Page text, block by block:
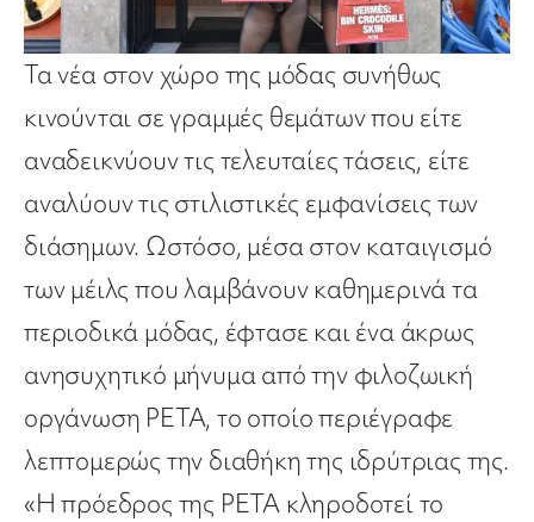
Τα νέα στον χώρο της μόδας συνήθως
κινούνται σε γραμμές θεμάτων που είτε
αναδεικνύουν τις τελευταίες τάσεις, είτε
αναλύουν τις στιλιστικές εμφανίσεις των
διάσημων. Ωστόσο, μέσα στον καταιγισμό
των μέιλς που λαμβάνουν καθημερινά τα
περιοδικά μόδας, έφτασε και ένα άκρως
ανησυχητικό μήνυμα από την φιλοζωική
οργάνωση PETA, το οποίο περιέγραφε
λεπτομερώς την διαθήκη της ιδρύτριας της.
«Η πρόεδρος της PETA κληροδοτεί το